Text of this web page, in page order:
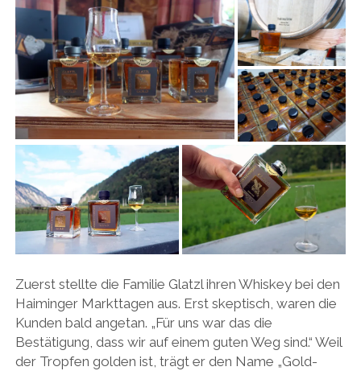
Zuerst stellte die Familie Glatzl ihren Whiskey bei den
Haiminger Markttagen aus. Erst skeptisch, waren die
Kunden bald angetan. „Für uns war das die
Bestätigung, dass wir auf einem guten Weg sind.“ Weil
der Tropfen golden ist, trägt er den Name „Gold-